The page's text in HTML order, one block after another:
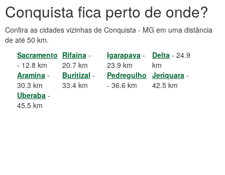
Conquista fica perto de onde?
Confira as cidades vizinhas de Conquista - MG em uma distância
de até 50 km.
Sacramento
- 12.8 km
Rifaina-
20.7 km
Igarapava -
23.9 km
Delta- 24.9
km
Aramina -
30.3 km
Buritizal -
33.4 km
Pedregulho
- 36.6 km
Jeriquara-
42.5 km
Uberaba -
45.5 km